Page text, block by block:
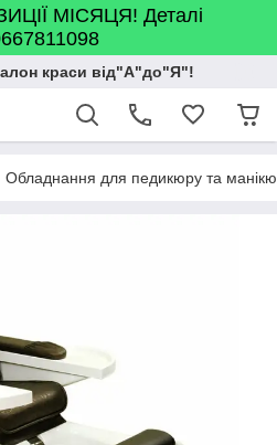
МІСЯЦЯ! Деталі
краси від"А"до"Я"!
Обладнання для педикюру та